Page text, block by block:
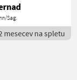
Sag.
mesecev na spletu